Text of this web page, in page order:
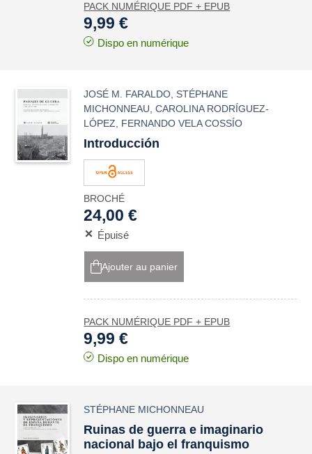
PACK NUMÉRIQUE PDF + EPUB
9,99 €
Dispo en numérique
JOSÉ M. FARALDO STÉPHANE
MICHONNEAU ,CAROLINA RODRÍGUEZ-
LÓPEZ
FERNANDO VELA COSSÍO
Introducción
BROCHÉ
24,00 €
Épuisé
Ajouter au panier
PACK NUMÉRIQUE PDF + EPUB
9,99 €
Dispo en numérique
STÉPHANE MICHONNEAU
Ruinas de guerra e imaginario
nacional bajo el franquismo